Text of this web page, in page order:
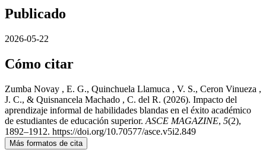
Publicado
2026-05-22
Cómo citar
Zumba Novay , E. G., Quinchuela Llamuca , V. S., Ceron Vinueza ,
J. C., & Quisnancela Machado , C. del R. (2026). Impacto del
aprendizaje informal de habilidades blandas en el éxito académico
de estudiantes de educación superior. ASCE MAGAZINE, 5(2),
1892–1912. https://doi.org/10.70577/asce.v5i2.849
Más formatos de cita